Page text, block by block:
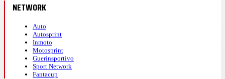
NETWORK
Auto
Autosprint
Inmoto
Motosprint
Guerinsportivo
Sport Network
Fantacup